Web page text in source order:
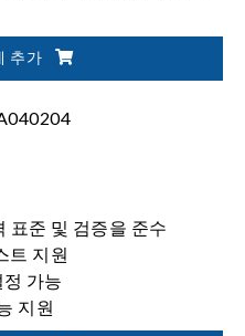
트 설정
추가
표준 및 검증을 준수
트 지원
가능
지원